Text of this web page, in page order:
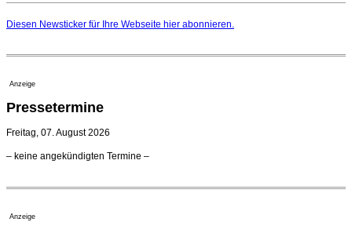
Nationaltheater Mannheim
Regensburger Generalmusikdirektor Stefan Veselka
Kammerorchester Heilbronn: Chefdirigent Risto Joost
verlängert bis 2030
Ensemblemitglieder
Diesen Newsticker für Ihre Webseite hier abonnieren.
Anzeige
Pressetermine
Freitag, 07. August 2026
– keine angekündigten Termine –
Anzeige